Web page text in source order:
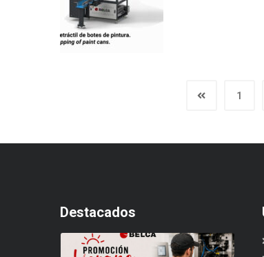
1
Destacados